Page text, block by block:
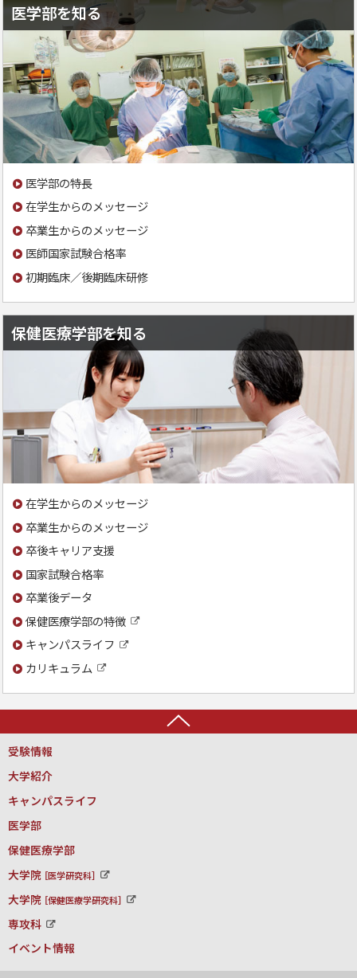
医学部を知る
医学部の特長
在学生からのメッセージ
卒業生からのメッセージ
医師国家試験合格率
初期臨床／後期臨床研修
保健医療学部を知る
在学生からのメッセージ
卒業生からのメッセージ
卒後キャリア支援
国家試験合格率
卒業後データ
保健医療学部の特徴
ト
キャンパスライフ
イ
ト
カリキュラム
部
サ
ト
受験情報
大学紹介
キャンパスライフ
医学部
保健医療学部
大学院 ［医学研究科］
部
大学院 ［保健医療学研究科］
専攻科
部
イベント情報